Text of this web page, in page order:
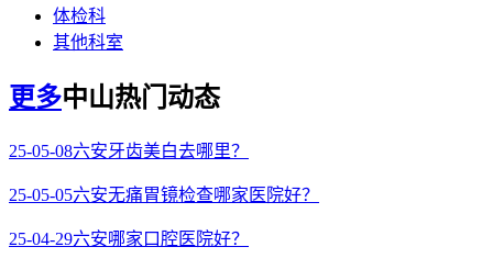
体检科
其他科室
更多中山热门动态
25-05-08六安牙齿美白去哪里？
25-05-05六安无痛胃镜检查哪家医院好？
25-04-29六安哪家口腔医院好？